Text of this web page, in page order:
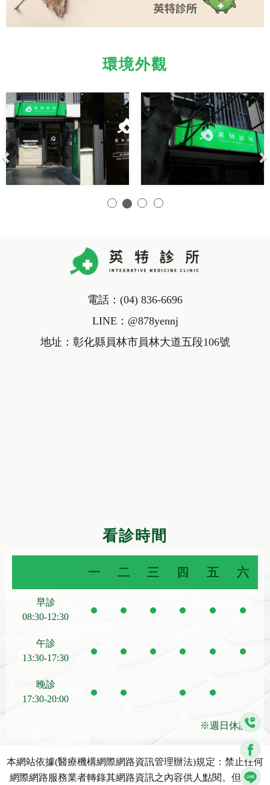
環境外觀
Previous
電話： (04) 836-6696
LINE： @878yennj
地址：彰化縣員林市員林大道五段106號
看診時間
一 二 三 四 五 六
早診
08:30-12:30
午診
13:30-17:30
晚診
17:30-20:00
※週日休診※
本網站依據(醫療機構網際網路資訊管理辦法)規定：禁止任何
網際網路服務業者轉錄其網路資訊之內容供人點閱。但以網